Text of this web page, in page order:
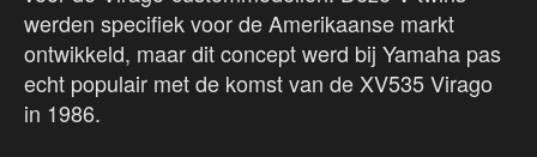
werden specifiek voor de Amerikaanse markt
ontwikkeld, maar dit concept werd bij Yamaha pas
echt populair met de komst van de XV535 Virago
in 1986.